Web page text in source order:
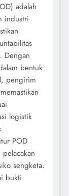
adalah
industri
Dengan
bentuk
pengirim
logistik
POD
sengketa.
bukti